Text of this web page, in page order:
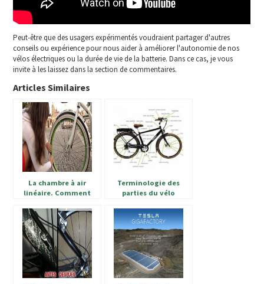
Peut-être que des usagers expérimentés voudraient partager d'autres
conseils ou expérience pour nous aider à améliorer l'autonomie de nos
vélos électriques ou la durée de vie de la batterie. Dans ce cas, je vous
invite à les laissez dans la section de commentaires.
Articles Similaires
La chambre à air
linéaire. Comment
crevaison en VAE en
plein parcours.
Terminologie des
parties du vélo